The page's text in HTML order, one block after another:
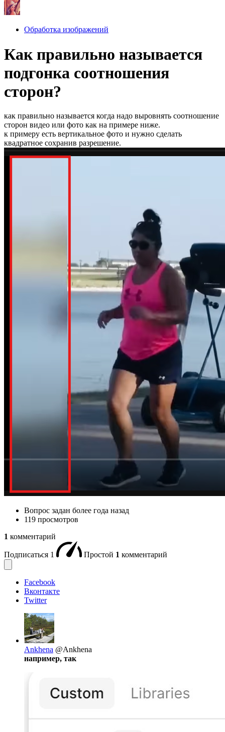
Обработка изображений
Как правильно называется
подгонка соотношения
сторон?
как правильно называется когда надо выровнять соотношение
сторон видео или фото как на примере ниже.
к примеру есть вертикальное фото и нужно сделать
квадратное сохранив разрешение.
Вопрос задан более года назад
119 просмотров
1 комментарий
Подписаться 1 Простой 1 комментарий
Facebook
Вконтакте
Twitter
Ankhena @Ankhena
например, так